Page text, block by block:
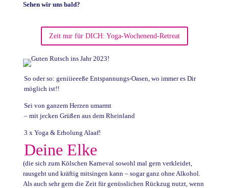
Sehen wir uns bald?
Zeit nur für DICH: Yoga-Wochenend-Retreat
So oder so: geniiieeeße Entspannungs-Oasen, wo immer es Dir
möglich ist!!
Sei von ganzem Herzen umarmt
– mit jecken Grüßen aus dem Rheinland
3 x Yoga & Erholung Alaaf!
Deine Elke
(die sich zum Kölschen Karneval sowohl mal gern verkleidet,
rausgeht und kräftig mitsingen kann – sogar ganz ohne Alkohol.
Als auch sehr gern die Zeit für genüsslichen Rückzug nutzt, wenn